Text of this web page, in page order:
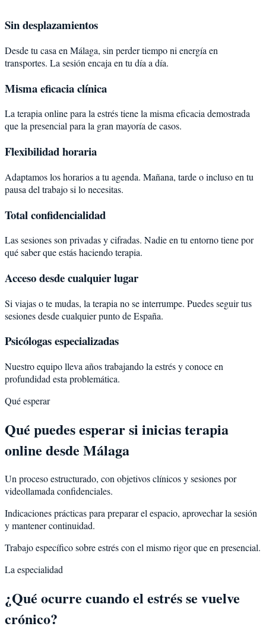
Sin desplazamientos
Desde tu casa en Málaga, sin perder tiempo ni energía en
transportes. La sesión encaja en tu día a día.
Misma eficacia clínica
La terapia online para la estrés tiene la misma eficacia demostrada
que la presencial para la gran mayoría de casos.
Flexibilidad horaria
Adaptamos los horarios a tu agenda. Mañana, tarde o incluso en tu
pausa del trabajo si lo necesitas.
Total confidencialidad
Las sesiones son privadas y cifradas. Nadie en tu entorno tiene por
qué saber que estás haciendo terapia.
Acceso desde cualquier lugar
Si viajas o te mudas, la terapia no se interrumpe. Puedes seguir tus
sesiones desde cualquier punto de España.
Psicólogas especializadas
Nuestro equipo lleva años trabajando la estrés y conoce en
profundidad esta problemática.
Qué esperar
Qué puedes esperar si inicias terapia
online desde Málaga
Un proceso estructurado, con objetivos clínicos y sesiones por
videollamada confidenciales.
Indicaciones prácticas para preparar el espacio, aprovechar la sesión
y mantener continuidad.
Trabajo específico sobre estrés con el mismo rigor que en presencial.
La especialidad
¿Qué ocurre cuando el estrés se vuelve
crónico?